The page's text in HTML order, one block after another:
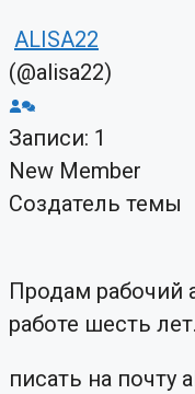
ALISA22
(@alisa22)
Записи: 1
New Member
Создатель темы
Продам рабочий
работе шесть лет.
писать на почту